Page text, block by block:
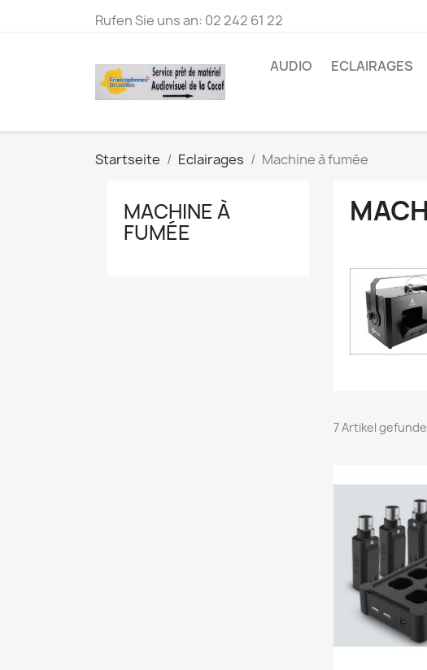
Rufen Sie uns an: 02 242 61 22
AUDIO ECLAIRAGES
Startseite Eclairages Machine à fumée
MACHINE À
FUMÉE
7 Artikel